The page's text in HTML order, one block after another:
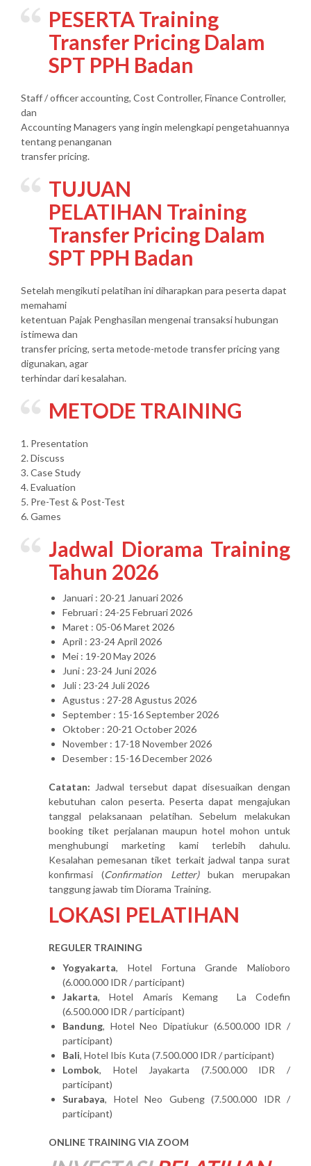
PESERTA Training
Transfer Pricing Dalam
SPT PPH Badan
Staff / officer accounting, Cost Controller, Finance Controller,
dan
Accounting Managers yang ingin melengkapi pengetahuannya
tentang penanganan
transfer pricing.
TUJUAN
PELATIHAN Training
Transfer Pricing Dalam
SPT PPH Badan
Setelah mengikuti pelatihan ini diharapkan para peserta dapat
memahami
ketentuan Pajak Penghasilan mengenai transaksi hubungan
istimewa dan
transfer pricing, serta metode-metode transfer pricing yang
digunakan, agar
terhindar dari kesalahan.
METODE TRAINING
1. Presentation
2. Discuss
3. Case Study
4. Evaluation
5. Pre-Test & Post-Test
6. Games
Jadwal Diorama Training
Tahun 2026
Januari : 20-21 Januari 2026
Februari : 24-25 Februari 2026
Maret : 05-06 Maret 2026
April : 23-24 April 2026
Mei : 19-20 May 2026
Juni : 23-24 Juni 2026
Juli : 23-24 Juli 2026
Agustus : 27-28 Agustus 2026
September : 15-16 September 2026
Oktober : 20-21 October 2026
November : 17-18 November 2026
Desember : 15-16 December 2026
Catatan: Jadwal tersebut dapat disesuaikan dengan
kebutuhan calon peserta. Peserta dapat mengajukan
tanggal pelaksanaan pelatihan. Sebelum melakukan
booking tiket perjalanan maupun hotel mohon untuk
menghubungi marketing kami terlebih dahulu.
Kesalahan pemesanan tiket terkait jadwal tanpa surat
konfirmasi (Confirmation Letter)bukan merupakan
tanggung jawab tim Diorama Training.
LOKASI PELATIHAN
REGULER TRAINING
Yogyakarta, Hotel Fortuna Grande Malioboro
(6.000.000 IDR / participant)
Jakarta, Hotel Amaris Kemang La Codefin
(6.500.000 IDR / participant)
Bandung, Hotel Neo Dipatiukur (6.500.000 IDR /
participant)
Bali, Hotel Ibis Kuta (7.500.000 IDR / participant)
Lombok, Hotel Jayakarta (7.500.000 IDR /
participant)
Surabaya, Hotel Neo Gubeng (7.500.000 IDR /
participant)
ONLINE TRAINING VIA ZOOM